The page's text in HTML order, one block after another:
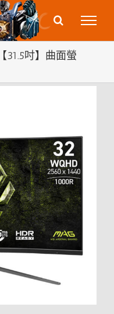
31.5吋】曲面螢